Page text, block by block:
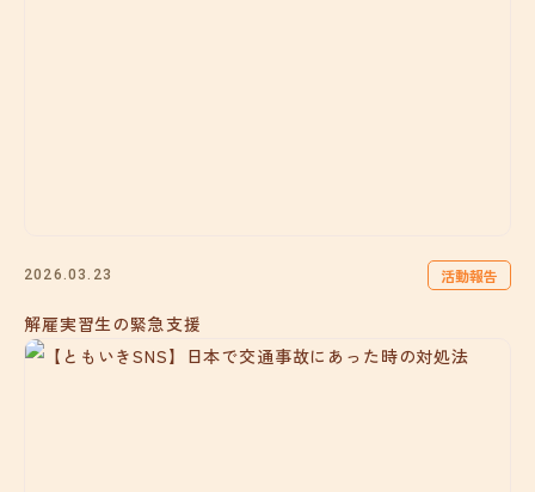
2026.03.23 活動報告
解雇実習生の緊急支援